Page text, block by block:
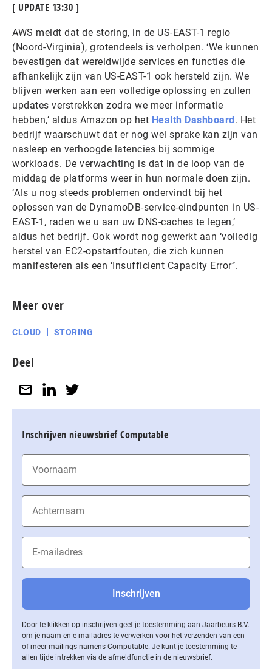
[ UPDATE 13:30 ]
AWS meldt dat de storing, in de US-EAST-1 regio
(Noord-Virginia), grotendeels is verholpen. ‘We kunnen
bevestigen dat wereldwijde services en functies die
afhankelijk zijn van US-EAST-1 ook hersteld zijn. We
blijven werken aan een volledige oplossing en zullen
updates verstrekken zodra we meer informatie
hebben,’ aldus Amazon op het Health Dashboard . Het
bedrijf waarschuwt dat er nog wel sprake kan zijn van
nasleep en verhoogde latencies bij sommige
workloads. De verwachting is dat in de loop van de
middag de platforms weer in hun normale doen zijn.
‘Als u nog steeds problemen ondervindt bij het
oplossen van de DynamoDB-service-eindpunten in US-
EAST-1, raden we u aan uw DNS-caches te legen,’
aldus het bedrijf. Ook wordt nog gewerkt aan ‘volledig
herstel van EC2-opstartfouten, die zich kunnen
manifesteren als een ‘Insufficient Capacity Error’’.
Meer over
CLOUD STORING
Deel
Inschrijven nieuwsbrief Computable
Door te klikken op inschrijven geef je toestemming aan Jaarbeurs B.V.
om je naam en e-mailadres te verwerken voor het verzenden van een
of meer mailings namens Computable. Je kunt je toestemming te
allen tijde intrekken via de af­meld­func­tie in de nieuwsbrief.